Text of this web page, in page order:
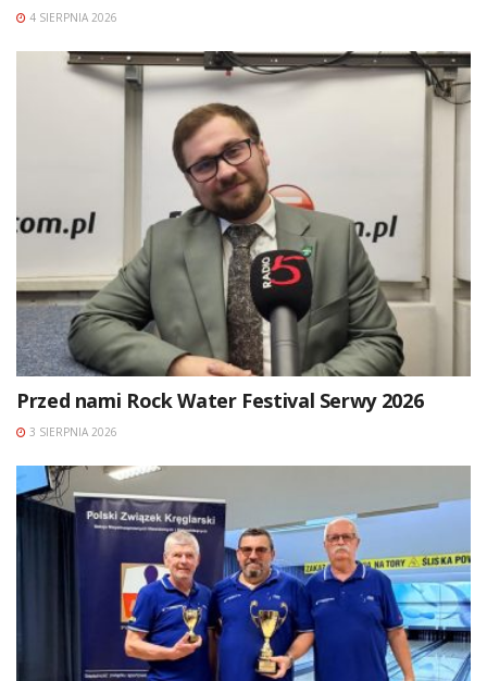
4 SIERPNIA 2026
Przed nami Rock Water Festival Serwy 2026
3 SIERPNIA 2026